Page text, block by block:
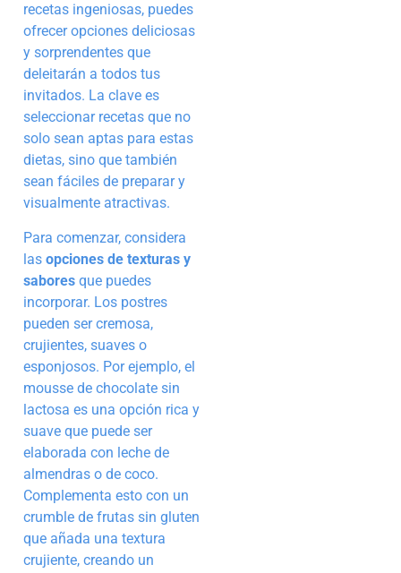
recetas ingeniosas, puedes
ofrecer opciones deliciosas
y sorprendentes que
deleitarán a todos tus
invitados. La clave es
seleccionar recetas que no
solo sean aptas para estas
dietas, sino que también
sean fáciles de preparar y
visualmente atractivas.
Para comenzar, considera
las opciones de texturas y
sabores que puedes
incorporar. Los postres
pueden ser cremosa,
crujientes, suaves o
esponjosos. Por ejemplo, el
mousse de chocolate sin
lactosa es una opción rica y
suave que puede ser
elaborada con leche de
almendras o de coco.
Complementa esto con un
crumble de frutas sin gluten
que añada una textura
crujiente, creando un